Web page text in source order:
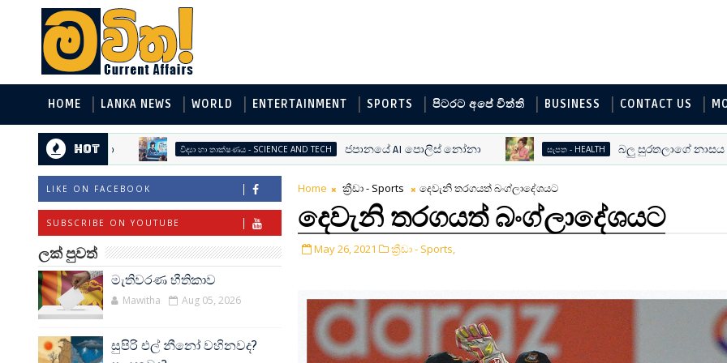
HOME LANKA NEWS WORLD ENTERTAINMENT SPORTS පිටරට අපේ විත්ති BUSINESS CONTACT US
Hot විද්‍යා හා තාක්ෂණය - SCIENCE AND TECH ජපානයේ AI පොලිස් නෝනා සැපත - HEALTH බලු සුරතලාගේ නාසය
LIKE ON FACEBOOK
SUBSCRIBE ON YOUTUBE
ලක් පුවත්
මැතිවරණ භීතිකාව
Mawitha Aug 05, 2026
සුපිරි එල් නීනෝ වහිනවද?
Home ක්‍රීඩා - Sports දෙවැනි තරගයත් බංග්ලාදේශයට
දෙවැනි තරගයත් බංග්ලාදේශයට
May 26, 2021 ක්‍රීඩා - Sports,